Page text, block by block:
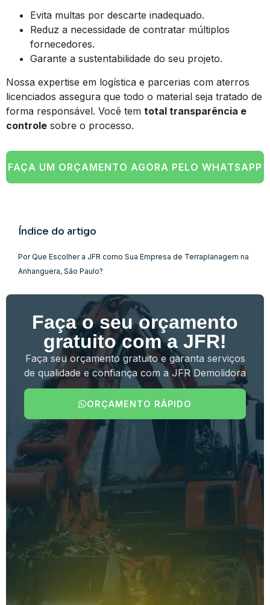
Evita multas por descarte inadequado.
Reduz a necessidade de contratar múltiplos
fornecedores.
Garante a sustentabilidade do seu projeto.
Nossa expertise em logística e parcerias com aterros
licenciados assegura que todo o material seja tratado de
forma responsável. Você tem total transparência e
controle sobre o processo.
FAÇA UM ORÇAMENTO AGORA PELO WHATSAPP
Índice do artigo
Por Que Escolher a JFR como Sua Empresa de Terraplanagem na
Anhanguera, São Paulo?
Faça o seu orçamento
gratuito com a JFR!
Faça seu orçamento gratuito e garanta serviços
de qualidade e confiança com a JFR Demolidora
ORÇAMENTO RÁPIDO